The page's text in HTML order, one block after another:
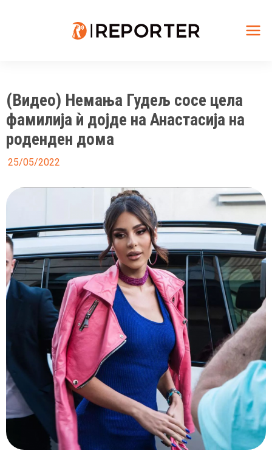
(Видео) Немања Гудељ сосе цела
фамилија ѝ дојде на Анастасија на
роденден дома
25/05/2022